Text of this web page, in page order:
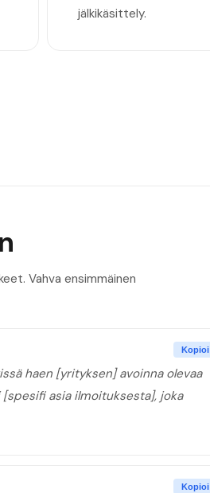
jälkikäsittely.
Vahva ensimmäinen
Kopioi
haen [yrityksen] avoinna olevaa
asia ilmoituksesta], joka
Kopioi